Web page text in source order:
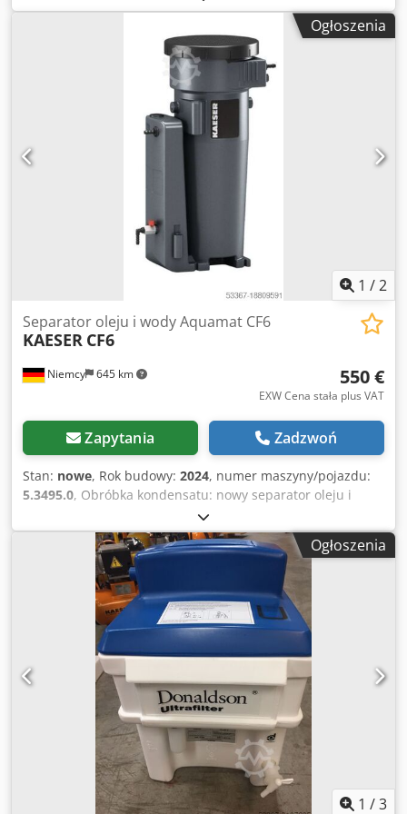
Maksymalna ilość kompresorów Chłodzony olejem i wiele
oleju w strefie 2 (= & południowej Europie środkowej części
Ameryki Południowej, Afryki): 22,5 m³/min przy oleju S 460,
MOL, MOH, PAO, VCL 29.3 m³/min przy oleju VDL Rozmiar
kontenera (głośność): 115.5 l Pojemność: 84.3 l Połączenia
kondensatu wlot: DN 3 x 13; 1 x DN 25 Połączenie wody na
wyjściu: DN 40 Spustowego oleju: DN 40 Olej złapać
zbiornika: 2 x 10 l Waga: 36,5 kg Wymiary W x D x H: 530 x
764 x 1090
Ogłoszenia
1 /2
Niemcy 645 km
Separator oleju i wody Aquamat CF6
KAESER CF6
550 €
EXW Cena stała plus VAT
Zapytania Zadzwoń
Stan: nowe, Rok budowy: 2024, numer maszyny/pojazdu:
5.3495.0, Obróbka kondensatu: nowy separator oleju i
wody Kaeser Aquamat CF 6 Sprawdzone i certyfikowane
oczyszczanie kondensatu: Instytut Techniki Budowlanej w
Berlinie przetestował i certyfikował funkcjonalność
AQUAMAT. W Niemczech dopuszczalne są wyłącznie
systemy oczyszczania kondensatu posiadające certyfikat
Instytutu Techniki Budowlanej w Berlinie. Instalacje do
oczyszczania kondensatu AQUAMAT oferują
najnowocześniejsze metody oczyszczania i pewność
prawną dla operatora. Oznacza to, że użytkownik ma
zapewniony najwyższy możliwy poziom bezpieczeństwa
podczas przetwarzania kondensatu sprężonego powietrza.
AQUAMAT pozwala znacząco obniżyć koszty utylizacji i
przyczynia się do ochrony środowiska. Wysokowydajny
materiał filtracyjny: Zarówno wkłady filtra wstępnego, jak i
głównego posiadają materiał filtracyjny o wyjątkowo
wysokiej wydajności (bez węgla aktywnego). Zbiornik
Ogłoszenia
1 /3